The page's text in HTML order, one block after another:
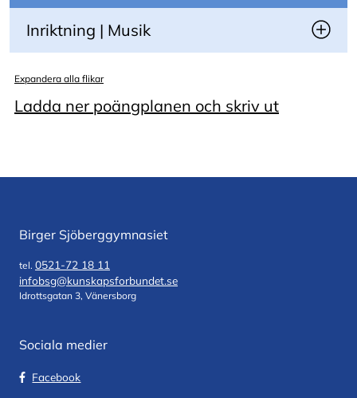
Inriktning | Musik
Expandera alla flikar
Ladda ner poängplanen och skriv ut
Birger Sjöberggymnasiet
tel. 0521-72 18 11
infobsg@kunskapsforbundet.se
Idrottsgatan 3, Vänersborg
Sociala medier
Facebook